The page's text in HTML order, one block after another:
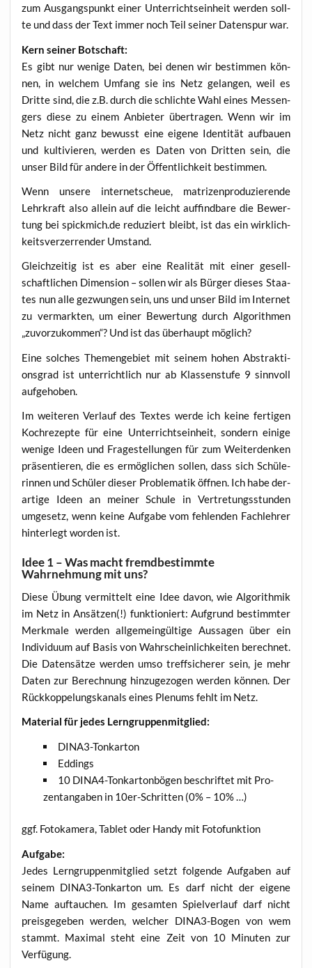
zum Aus­gangs­punkt einer Unter­richts­ein­heit wer­den soll­
te und dass der Text immer noch Teil sei­ner Daten­spur war.
Kern sei­ner Botschaft:
Es gibt nur weni­ge Daten, bei denen wir bestim­men kön­
nen, in wel­chem Umfang sie ins Netz gelan­gen, weil es
Drit­te sind, die z.B. durch die schlich­te Wahl eines Mes­sen­
gers die­se zu einem Anbie­ter über­tra­gen. Wenn wir im
Netz nicht ganz bewusst eine eige­ne Iden­ti­tät auf­bau­en
und kul­ti­vie­ren, wer­den es Daten von Drit­ten sein, die
unser Bild für ande­re in der Öffent­lich­keit bestimmen.
Wenn unse­re inter­net­scheue, matri­zen­pro­du­zie­ren­de
Lehr­kraft also allein auf die leicht auf­find­ba­re die Bewer­
tung bei spickmich.de redu­ziert bleibt, ist das ein wirk­lich­
keits­ver­zer­ren­der Umstand.
Gleich­zei­tig ist es aber eine Rea­li­tät mit einer gesell­
schaft­li­chen Dimen­si­on – sol­len wir als Bür­ger die­ses Staa­
tes nun alle gezwun­gen sein, uns und unser Bild im Inter­net
zu ver­mark­ten, um einer Bewer­tung durch Algo­rith­men
„zuvor­zu­kom­men“? Und ist das über­haupt möglich?
Eine sol­ches The­men­ge­biet mit sei­nem hohen Abs­trak­ti­
ons­grad ist unter­richt­lich nur ab Klas­sen­stu­fe 9 sinn­voll
aufgehoben.
Im wei­te­ren Ver­lauf des Tex­tes wer­de ich kei­ne fer­ti­gen
Koch­re­zep­te für eine Unter­richts­ein­heit, son­dern eini­ge
weni­ge Ideen und Fra­ge­stel­lun­gen für zum Wei­ter­den­ken
prä­sen­tie­ren, die es ermög­li­chen sol­len, dass sich Schü­le­
rin­nen und Schü­ler die­ser Pro­ble­ma­tik öff­nen. Ich habe der­
ar­ti­ge Ideen an mei­ner Schu­le in Ver­tre­tungs­stun­den
umge­setz, wenn kei­ne Auf­ga­be vom feh­len­den Fach­leh­rer
hin­ter­legt wor­den ist.
Idee 1 – Was macht fremdbestimmte
Wahrnehmung mit uns?
Die­se Übung ver­mit­telt eine Idee davon, wie Algo­rith­mik
im Netz in Ansät­zen(!) funk­tio­niert: Auf­grund bestimm­ter
Merk­ma­le wer­den all­ge­mein­gül­ti­ge Aus­sa­gen über ein
Indi­vi­du­um auf Basis von Wahr­schein­lich­kei­ten berech­net.
Die Daten­sät­ze wer­den umso treff­si­che­rer sein, je mehr
Daten zur Berech­nung hin­zu­ge­zo­gen wer­den kön­nen. Der
Rück­kop­pe­lungs­ka­nals eines Ple­nums fehlt im Netz.
Mate­ri­al für jedes Lerngruppenmitglied:
DINA3-Ton­kar­ton
Eddings
10 DINA4-Ton­kar­ton­bö­gen beschrif­tet mit Pro­
zent­an­ga­ben in 10er-Schrit­ten (0% – 10% …)
ggf. Foto­ka­me­ra, Tablet oder Han­dy mit Fotofunktion
Auf­ga­be:
Jedes Lern­grup­pen­mit­glied setzt fol­gen­de Auf­ga­ben auf
sei­nem DINA3-Ton­kar­ton um. Es darf nicht der eige­ne
Name auf­tau­chen. Im gesam­ten Spiel­ver­lauf darf nicht
preis­ge­ge­ben wer­den, wel­cher DINA3-Bogen von wem
stammt. Maxi­mal steht eine Zeit von 10 Minu­ten zur
Verfügung.